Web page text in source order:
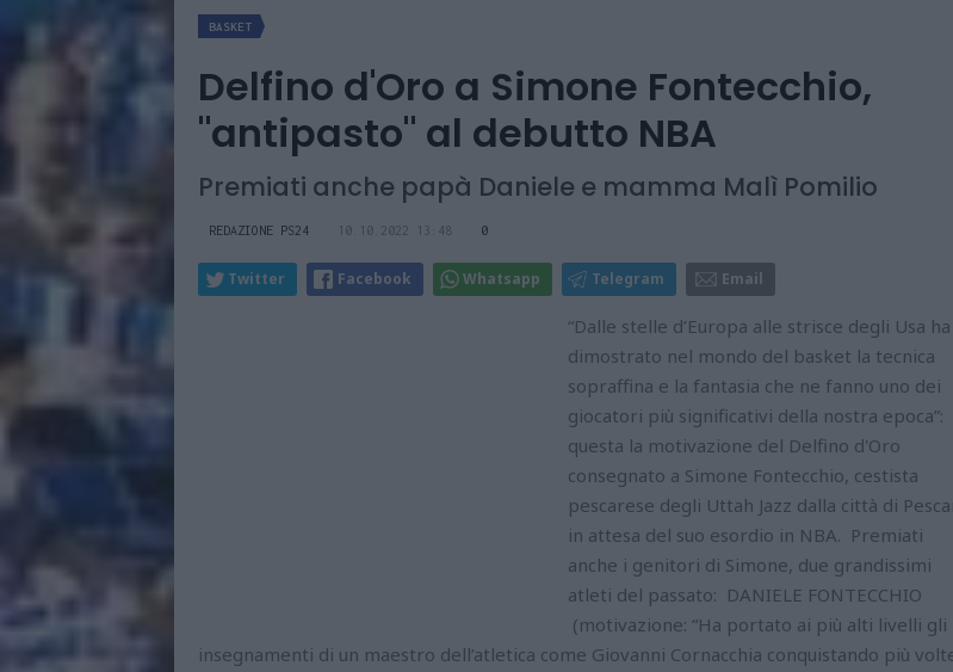
BASKET
Delfino d'Oro a Simone Fontecchio,
"antipasto" al debutto NBA
Premiati anche papà Daniele e mamma Malì Pomilio
REDAZIONE PS24 10.10.2022 13:48 0
Twitter Facebook Whatsapp Telegram Email
“Dalle stelle d’Europa alle strisce degli Usa ha
dimostrato nel mondo del basket la tecnica
sopraffina e la fantasia che ne fanno uno dei
giocatori più significativi della nostra epoca”:
questa la motivazione del Delfino d'Oro
consegnato a Simone Fontecchio, cestista
pescarese degli Uttah Jazz dalla città di
in attesa del suo esordio in NBA. Premiati
anche i genitori di Simone, due grandissimi
atleti del passato: DANIELE FONTECCHIO
(motivazione: “Ha portato ai più alti livelli gli
insegnamenti di un maestro dell’atletica come Giovanni Cornacchia conquistando più